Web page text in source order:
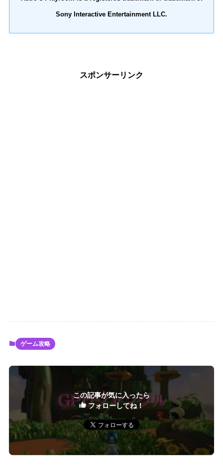
Sony Interactive Entertainment LLC.
スポンサーリンク
ゲーム攻略
この記事が気に入ったら
フォローしてね！